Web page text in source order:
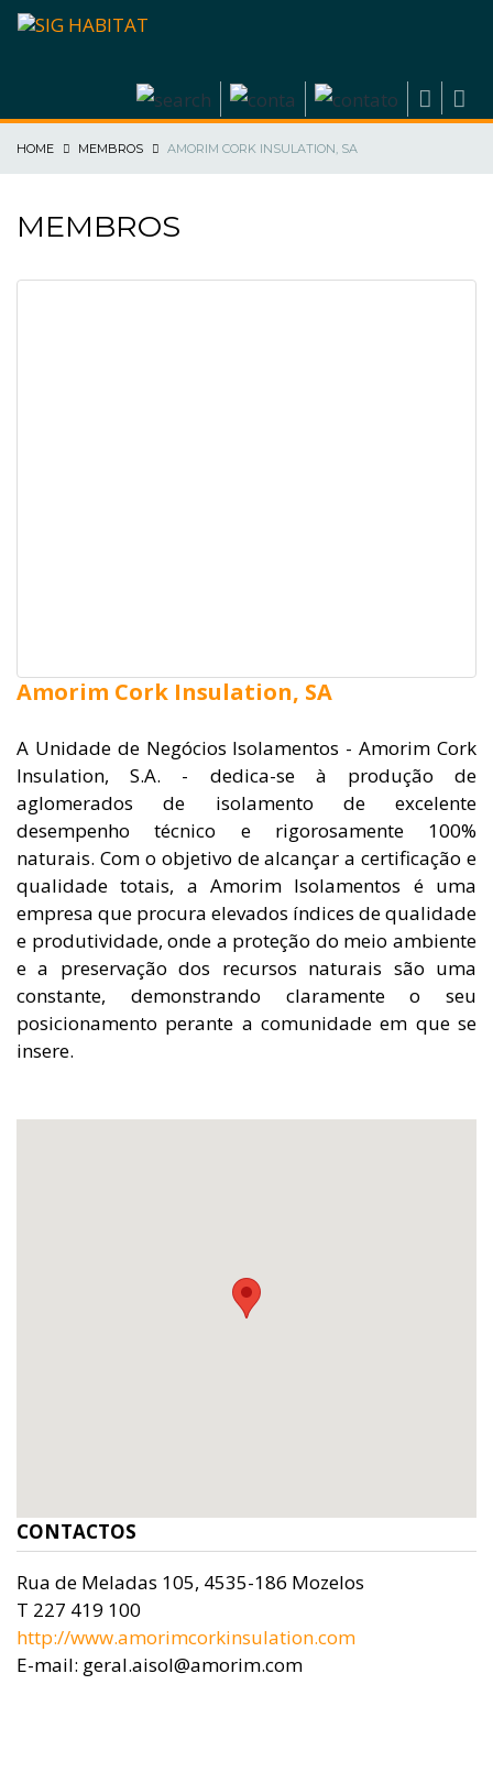
HOME MEMBROS AMORIM CORK INSULATION, SA
MEMBROS
Amorim Cork Insulation, SA
A Unidade de Negócios Isolamentos - Amorim Cork
Insulation, S.A. - dedica-se à produção de
aglomerados de isolamento de excelente
desempenho técnico e rigorosamente 100%
naturais. Com o objetivo de alcançar a certificação e
qualidade totais, a Amorim Isolamentos é uma
empresa que procura elevados índices de qualidade
e produtividade, onde a proteção do meio ambiente
e a preservação dos recursos naturais são uma
constante, demonstrando claramente o seu
posicionamento perante a comunidade em que se
insere.
CONTACTOS
Rua de Meladas 105, 4535-186 Mozelos
T 227 419 100
http://www.amorimcorkinsulation.com
E-mail: geral.aisol@amorim.com